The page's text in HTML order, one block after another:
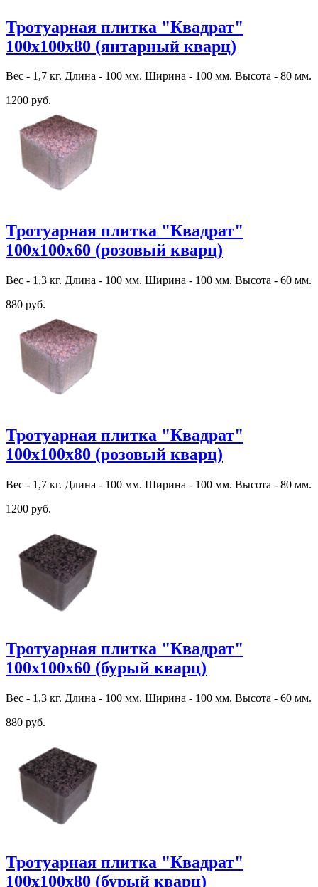
Тротуарная плитка "Квадрат"
100х100х80 (янтарный кварц)
Вес - 1,7 кг. Длина - 100 мм. Ширина - 100 мм. Высота - 80 мм.
1200 руб.
Тротуарная плитка "Квадрат"
100х100х60 (розовый кварц)
Вес - 1,3 кг. Длина - 100 мм. Ширина - 100 мм. Высота - 60 мм.
880 руб.
Тротуарная плитка "Квадрат"
100х100х80 (розовый кварц)
Вес - 1,7 кг. Длина - 100 мм. Ширина - 100 мм. Высота - 80 мм.
1200 руб.
Тротуарная плитка "Квадрат"
100х100х60 (бурый кварц)
Вес - 1,3 кг. Длина - 100 мм. Ширина - 100 мм. Высота - 60 мм.
880 руб.
Тротуарная плитка "Квадрат"
100х100х80 (бурый кварц)